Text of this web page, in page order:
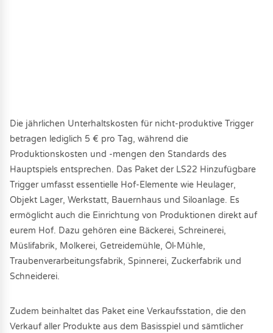
Die jährlichen Unterhaltskosten für nicht-produktive Trigger
betragen lediglich 5 € pro Tag, während die
Produktionskosten und -mengen den Standards des
Hauptspiels entsprechen. Das Paket der LS22 Hinzufügbare
Trigger umfasst essentielle Hof-Elemente wie Heulager,
Objekt Lager, Werkstatt, Bauernhaus und Siloanlage. Es
ermöglicht auch die Einrichtung von Produktionen direkt auf
eurem Hof. Dazu gehören eine Bäckerei, Schreinerei,
Müslifabrik, Molkerei, Getreidemühle, Öl-Mühle,
Traubenverarbeitungsfabrik, Spinnerei, Zuckerfabrik und
Schneiderei.
Zudem beinhaltet das Paket eine Verkaufsstation, die den
Verkauf aller Produkte aus dem Basisspiel und sämtlicher